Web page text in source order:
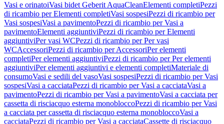
Vasi e orinatoiVasi bidet Geberit AquaCleanElementi completiPezzi
di ricambio per Elementi completiVasi sospesiPezzi di ricambio per
Vasi sospesiVasi a pavimentoPezzi di ricambio per Vasi a
pavimentoElementi aggiuntiviPezzi di ricambio per Elementi
aggiuntiviPer vasi WCPezzi di ricambio per Per vasi
WCAccessoriPezzi di ricambio per AccessoriPer elementi
completiPer elementi aggiuntiviPezzi di ricambio per Per elementi
aggiuntiviPer elementi aggiuntivi e elementi completiMateriale di
consumoVasi e sedili del vasoVasi sospesiPezzi di ricambio per Vasi
sospesiVasi a cacciataPezzi di ricambio per Vasi a cacciataVasi a
pavimentoPezzi di ricambio per Vasi a pavimentoVasi a cacciata per
cassetta di risciacquo esterna monobloccoPezzi di ricambio per Vasi
a cacciata per cassetta di risciacquo esterna monobloccoVasi a
cacciataPezzi di ricambio per Vasi a cacciataCassette di risciacquo